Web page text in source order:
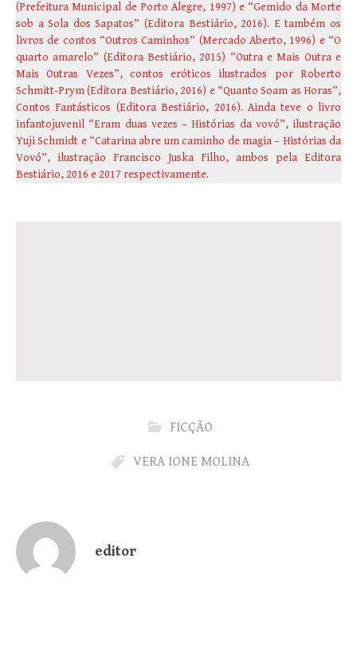
(Prefeitura Municipal de Porto Alegre, 1997) e “Gemido da Morte
sob a Sola dos Sapatos” (Editora Bestiário, 2016). E também os
livros de contos “Outros Caminhos” (Mercado Aberto, 1996) e “O
quarto amarelo” (Editora Bestiário, 2015) “Outra e Mais Outra e
Mais Outras Vezes”, contos eróticos ilustrados por Roberto
Schmitt-Prym (Editora Bestiário, 2016) e “Quanto Soam as Horas”,
Contos Fantásticos (Editora Bestiário, 2016). Ainda teve o livro
infantojuvenil “Eram duas vezes – Histórias da vovó”, ilustração
Yuji Schmidt e “Catarina abre um caminho de magia – Histórias da
Vovó”, ilustração Francisco Juska Filho, ambos pela Editora
Bestiário, 2016 e 2017 respectivamente.
FICÇÃO
VERA IONE MOLINA
editor